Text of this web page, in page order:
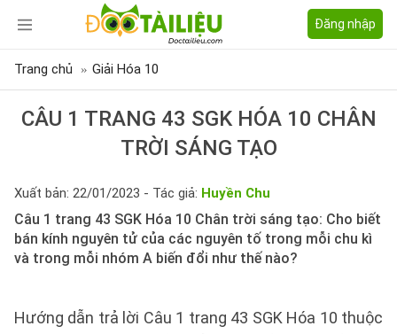
Đăng nhập
Trang chủ Giải Hóa 10
CÂU 1 TRANG 43 SGK HÓA 10 CHÂN
TRỜI SÁNG TẠO
Xuất bản: 22/01/2023 - Tác giả: Huyền Chu
Câu 1 trang 43 SGK Hóa 10 Chân trời sáng tạo: Cho biết
bán kính nguyên tử của các nguyên tố trong mỗi chu kì
và trong mỗi nhóm A biến đổi như thế nào?
Hướng dẫn trả lời Câu 1 trang 43 SGK Hóa 10 thuộc